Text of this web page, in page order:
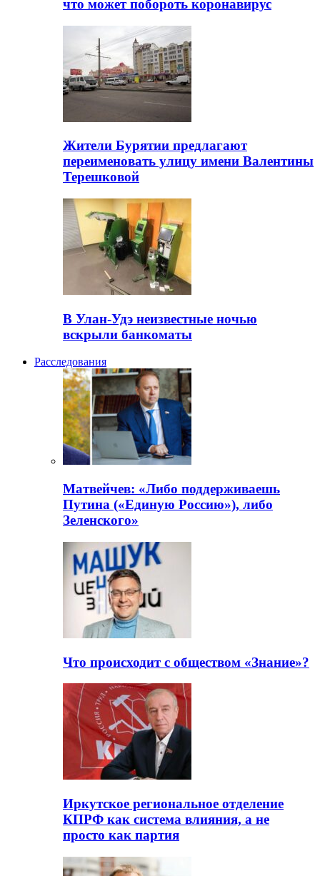
что может побороть коронавирус
Жители Бурятии предлагают
переименовать улицу имени Валентины
Терешковой
В Улан-Удэ неизвестные ночью
вскрыли банкоматы
Расследования
Матвейчев: «Либо поддерживаешь
Путина («Единую Россию»), либо
Зеленского»
Что происходит с обществом «Знание»?
Иркутское региональное отделение
КПРФ как система влияния, а не
просто как партия